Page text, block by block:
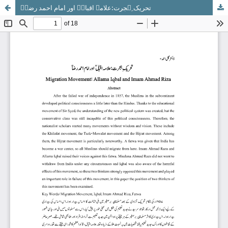
تحریک ِہجرت:علامہ اقبالؒ اور امام احمد رضاؒ